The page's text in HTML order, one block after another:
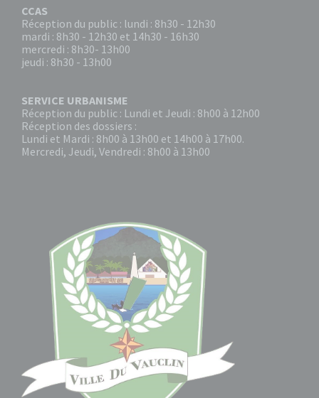
CCAS
Réception du public : lundi : 8h30 - 12h30
mardi : 8h30 - 12h30 et 14h30 - 16h30
mercredi : 8h30- 13h00
jeudi : 8h30 - 13h00
SERVICE URBANISME
Réception du public : Lundi et Jeudi : 8h00 à 12h00
Réception des dossiers :
Lundi et Mardi : 8h00 à 13h00 et 14h00 à 17h00.
Mercredi, Jeudi, Vendredi : 8h00 à 13h00